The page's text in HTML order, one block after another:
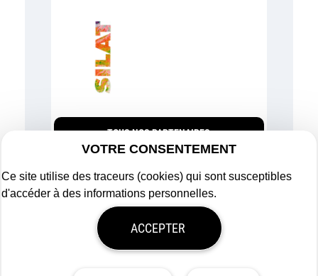
TOUS NOS PARTENAIRES
Mentions légales
Politique de confidentialité
VOTRE CONSENTEMENT
Ce site utilise des traceurs (cookies) qui sont susceptibles
d'accéder à des informations personnelles.
ACCEPTER